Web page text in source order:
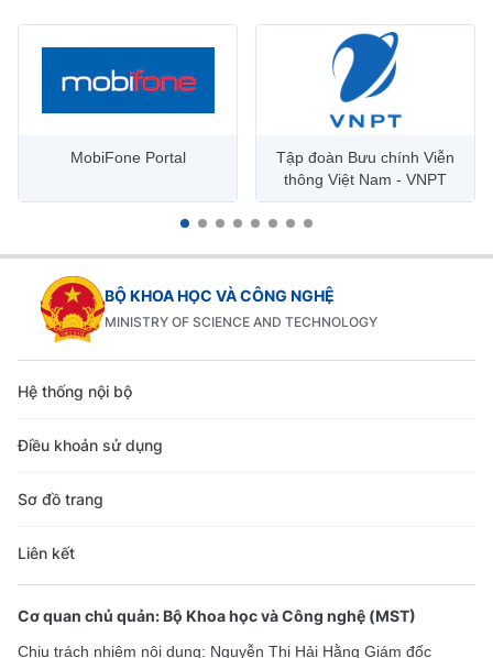
MobiFone Portal
Tập đoàn Bưu chính Viễn
thông Việt Nam - VNPT
BỘ KHOA HỌC VÀ CÔNG NGHỆ
MINISTRY OF SCIENCE AND TECHNOLOGY
Hệ thống nội bộ
Điều khoản sử dụng
Sơ đồ trang
Liên kết
Cơ quan chủ quản: Bộ Khoa học và Công nghệ (MST)
Chịu trách nhiệm nội dung: Nguyễn Thị Hải Hằng Giám đốc